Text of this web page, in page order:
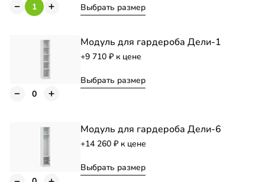
Выбрать размер
Модуль для гардероба Дели-1
+9 710 к цене
Выбрать размер
Модуль для гардероба Дели-6
+14 260 к цене
Выбрать размер